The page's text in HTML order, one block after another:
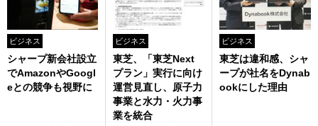
ビジネス
シャープ新会社設立
でAmazonやGoogl
eとの競争も視野に
ビジネス
東芝、「東芝Next
プラン」実行に向け
運営見直し、原子力
事業と水力・火力事
業を統合
ビジネス
東芝は違和感、シャ
ープが社名をDynab
ookにした理由